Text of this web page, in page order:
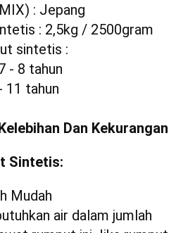
: Jepang
: 2,5kg / 2500gram
sintetis :
- 8 tahun
11 tahun
Dan Kekurangan
Sintetis:
Mudah
air dalam jumlah